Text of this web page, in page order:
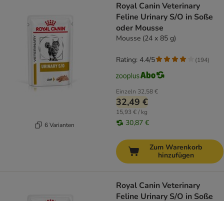
6 Varianten
Royal Canin Veterinary
Feline Urinary S/O in Soße
oder Mousse
Mousse (24 x 85 g)
Einzeln 32,58 €
32,49 €
15,93 € / kg
30,87 €
Rating: 4.4/5 (194)
Zum Warenkorb
hinzufügen
Royal Canin Veterinary
Feline Urinary S/O in Soße